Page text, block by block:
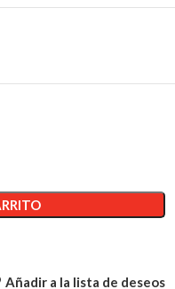
Añadir a la lista de deseos